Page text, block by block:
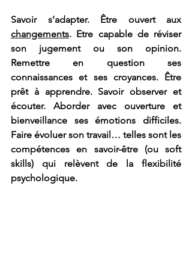
Savoir s’adapter. Être ouvert aux
changements. Etre capable de réviser
son jugement ou son opinion.
Remettre en question ses
connaissances et ses croyances. Être
prêt à apprendre. Savoir observer et
écouter. Aborder avec ouverture et
bienveillance ses émotions difficiles.
Faire évoluer son travail… telles sont les
compétences en savoir-être (ou soft
skills) qui relèvent de la flexibilité
psychologique.